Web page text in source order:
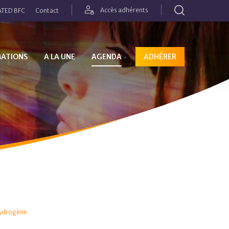
BFC Contact Accès adhérents
A LA UNE AGENDA ADHÉRER